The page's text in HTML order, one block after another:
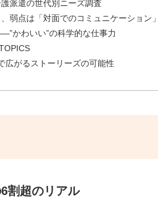
派遣の世代別ニーズ調査
弱点は「対面でのコミュニケーション」
かわいい”の科学的な仕事力
がるストーリーズの可能性
割超のリアル